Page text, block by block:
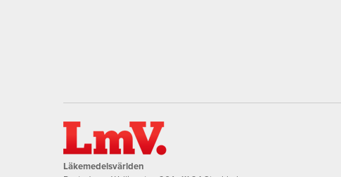
Läkemedelsvärlden